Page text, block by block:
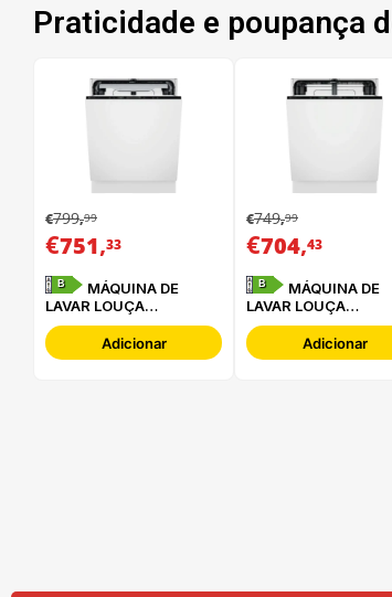
Praticidade e poupança
€799,99
€751,33
B
LAVAR LOUÇA
ELECTROLUX -
E62LB202SAdicionar
€749,99
€704,43
B
LAVAR LOUÇA
ELECTROLUX -
E62LB100SAdicionar